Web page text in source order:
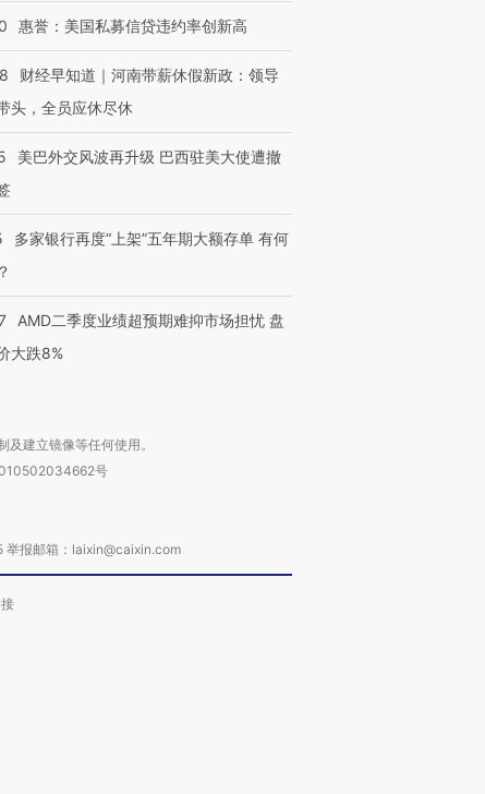
惠誉：美国私募信贷违约率创新高
财经早知道｜河南带薪休假新政：领导
头，全员应休尽休
美巴外交风波再升级 巴西驻美大使遭撤
多家银行再度“上架”五年期大额存单 有何
AMD二季度业绩超预期难抑市场担忧 盘
大跌8%
建立镜像等任何使用。
号
报邮箱：laixin@caixin.com